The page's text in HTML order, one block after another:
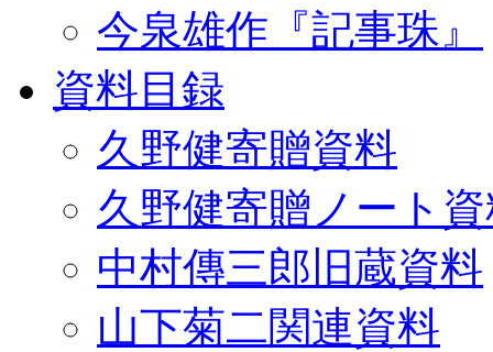
今泉雄作『記事珠』
資料目録
久野健寄贈資料
久野健寄贈ノート
中村傳三郎旧蔵資料
山下菊二関連資料